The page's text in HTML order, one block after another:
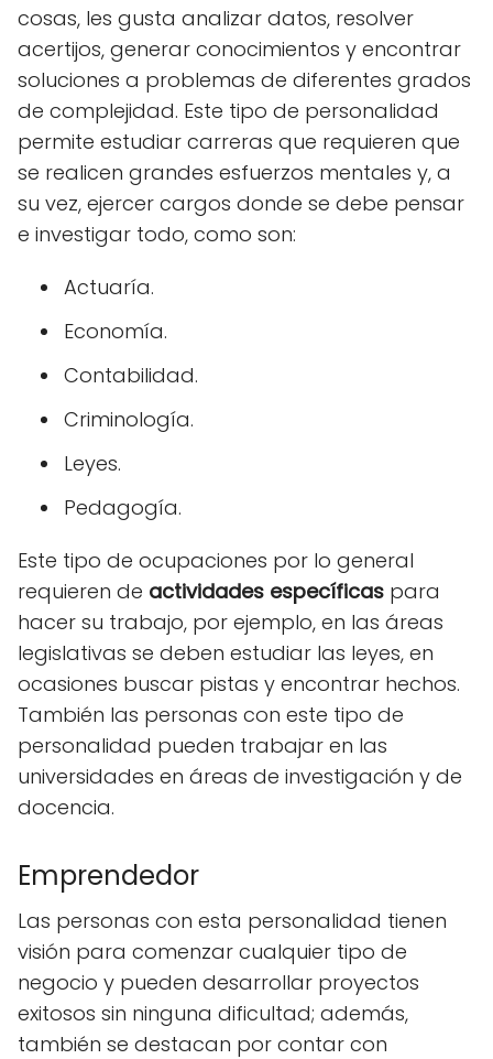
cosas, les gusta analizar datos, resolver
acertijos, generar conocimientos y encontrar
soluciones a problemas de diferentes grados
de complejidad. Este tipo de personalidad
permite estudiar carreras que requieren que
se realicen grandes esfuerzos mentales y, a
su vez, ejercer cargos donde se debe pensar
e investigar todo, como son:
Actuaría.
Economía.
Contabilidad.
Criminología.
Leyes.
Pedagogía.
Este tipo de ocupaciones por lo general
requieren de actividades específicas para
hacer su trabajo, por ejemplo, en las áreas
legislativas se deben estudiar las leyes, en
ocasiones buscar pistas y encontrar hechos.
También las personas con este tipo de
personalidad pueden trabajar en las
universidades en áreas de investigación y de
docencia.
Emprendedor
Las personas con esta personalidad tienen
visión para comenzar cualquier tipo de
negocio y pueden desarrollar proyectos
exitosos sin ninguna dificultad; además,
también se destacan por contar con